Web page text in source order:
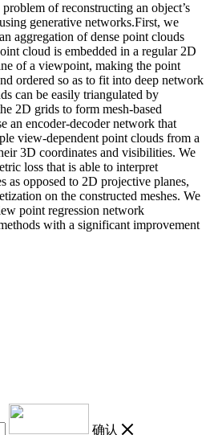
of reconstructing an object’s
generative networks.First, we
aggregation of dense point clouds
cloud is embedded in a regular 2D
of a viewpoint, making the point
ordered so as to fit into deep network
can be easily triangulated by
2D grids to form mesh-based
an encoder-decoder network that
view-dependent point clouds from a
3D coordinates and visibilities. We
loss that is able to interpret
as opposed to 2D projective planes,
on the constructed meshes. We
point regression network
with a significant improvement
确认